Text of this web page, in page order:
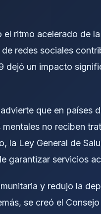
ritmo acelerado de
redes sociales
dejó un impacto
que en países
no reciben
la Ley General de
garantizar servicios
y redujo la
se creó el